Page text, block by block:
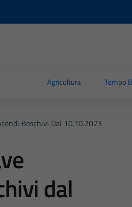
Agricoltura Tempo
Boschivi Dal 10.10.2023
dal